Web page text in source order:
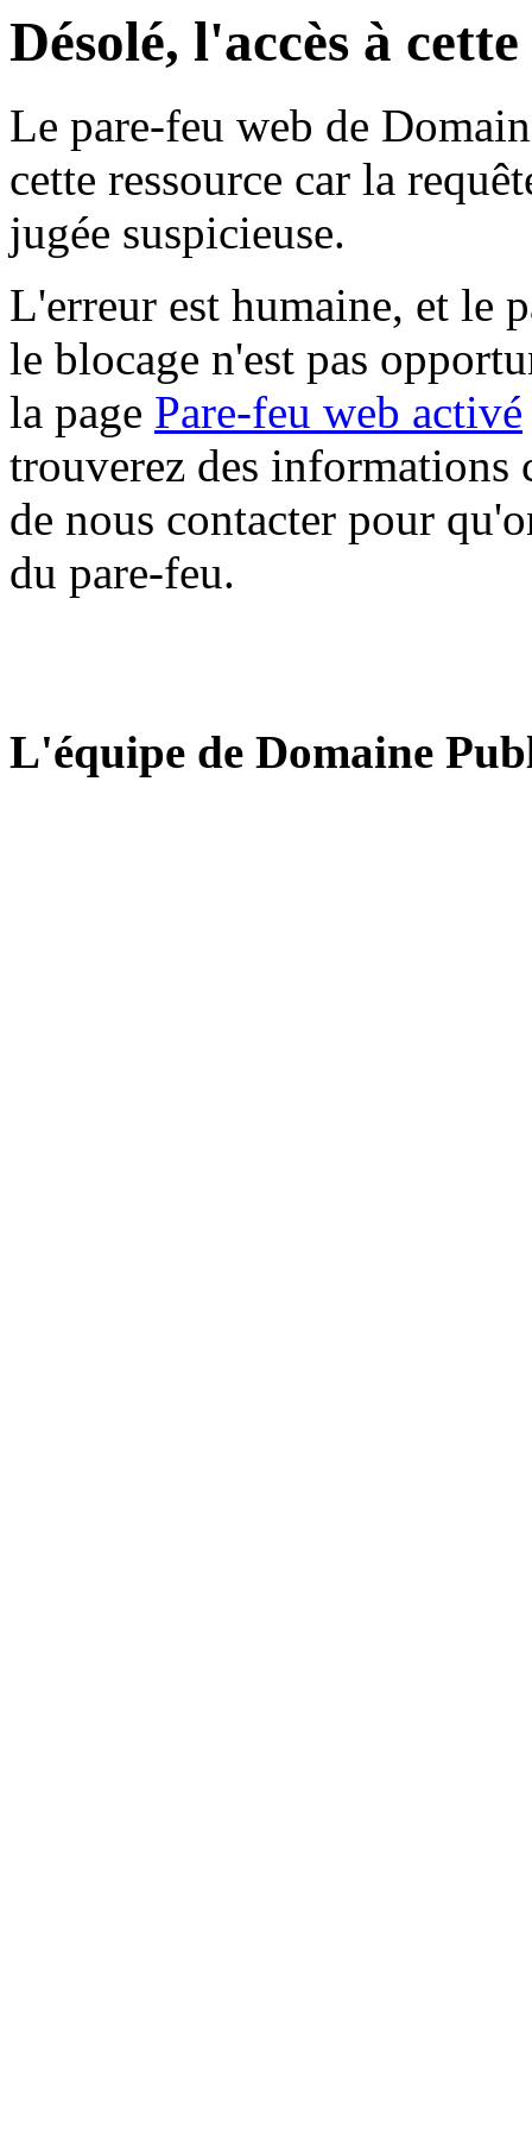
Désolé, l'accès à
Le pare-feu web de
cette ressource car la
jugée suspicieuse.
L'erreur est humaine, et le
le blocage n'est pas
la page Pare-feu web activé
trouverez des informations
de nous contacter pour
du pare-feu.
L'équipe de Domaine